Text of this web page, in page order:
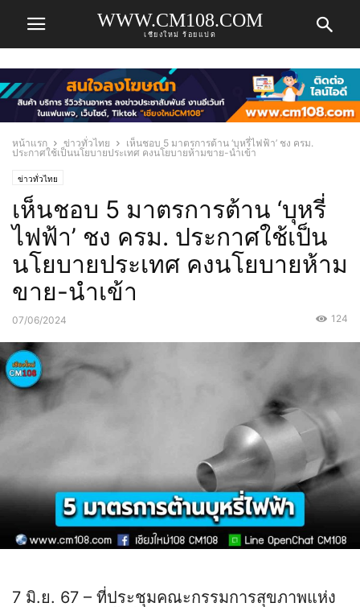
WWW.CM108.COM
เชียงใหม่ ร้อยแปด
หน้าแรก ข่าวทั่วไทย
เห็นชอบ 5 มาตรการต้าน ‘บุหรี่ไฟฟ้า’ ชง ครม.
ประกาศใช้เป็นนโยบายประเทศ คงนโยบายห้ามขาย-นำเข้า
ข่าวทั่วไทย
เห็นชอบ 5 มาตรการต้าน ‘บุหรี่
ไฟฟ้า’ ชง ครม. ประกาศใช้เป็น
นโยบายประเทศ คงนโยบายห้าม
ขาย-นำเข้า
07/06/2024 124
7 มิ.ย. 67 – ที่ประชุมคณะกรรมการสุขภาพแห่ง